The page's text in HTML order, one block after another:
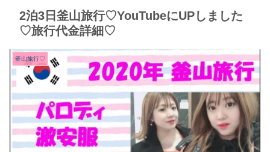
2泊3日釜山旅行♡YouTubeにUPしました
♡旅行代金詳細♡
釜山旅行♡